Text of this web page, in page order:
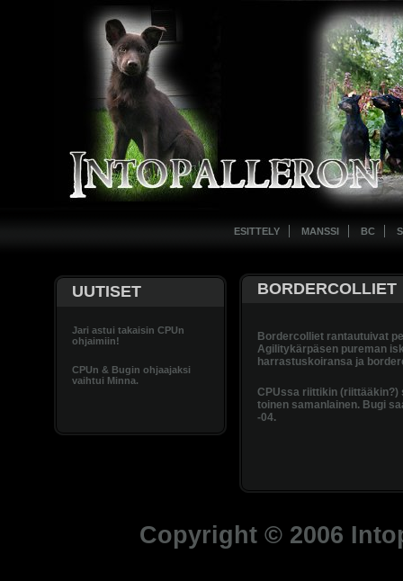
ESITTELY MANSSI BC
UUTISET
Jari astui takaisin CPUn
ohjaimiin!
CPUn & Bugin ohjaajaksi
vaihtui Minna.
BORDERCOLLIET
Bordercolliet rantautuivat
Agilitykärpäsen pureman
harrastuskoiransa ja
CPUssa riittikin (riittääkin?)
toinen samanlainen. Bugi
-04.
Copyright © 2006